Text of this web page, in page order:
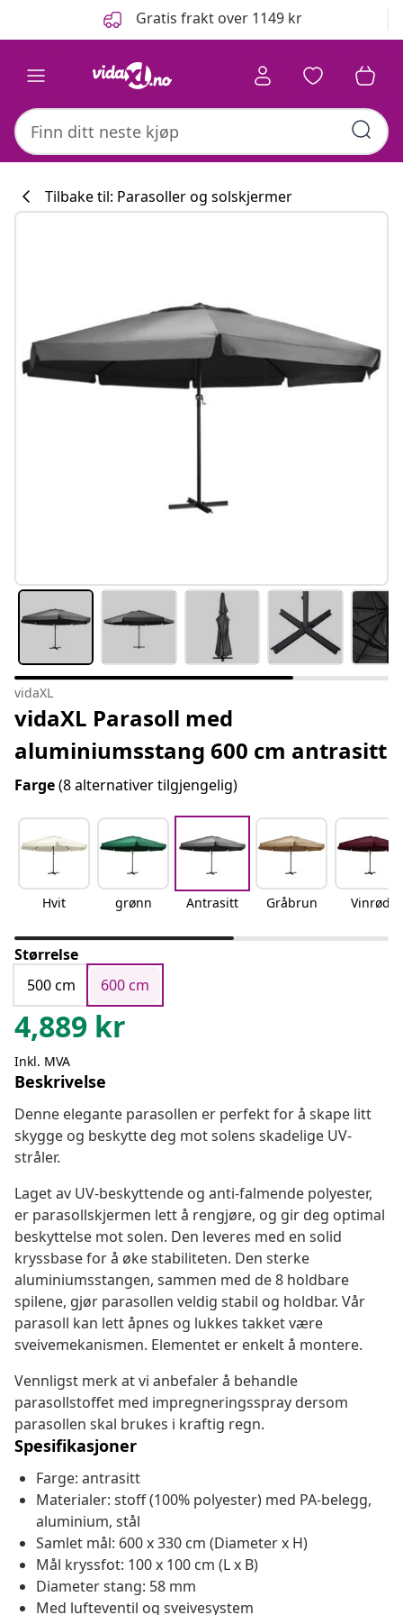
Gratis frakt over 1149 kr
Tilbake til: Parasoller og solskjermer
vidaXL
vidaXL Parasoll med
aluminiumsstang 600 cm antrasitt
Farge(8 alternativer tilgjengelig)
Hvit grønn Antrasitt Gråbrun Vinrød
Størrelse
500 cm
600 cm
4,889 kr
Inkl. MVA
Beskrivelse
Denne elegante parasollen er perfekt for å skape litt
skygge og beskytte deg mot solens skadelige UV-
stråler.
Laget av UV-beskyttende og anti-falmende polyester,
er parasollskjermen lett å rengjøre, og gir deg optimal
beskyttelse mot solen. Den leveres med en solid
kryssbase for å øke stabiliteten. Den sterke
aluminiumsstangen, sammen med de 8 holdbare
spilene, gjør parasollen veldig stabil og holdbar. Vår
parasoll kan lett åpnes og lukkes takket være
sveivemekanismen. Elementet er enkelt å montere.
Vennligst merk at vi anbefaler å behandle
parasollstoffet med impregneringsspray dersom
parasollen skal brukes i kraftig regn.
Spesifikasjoner
Farge: antrasitt
Materialer: stoff (100% polyester) med PA-belegg,
aluminium, stål
Samlet mål: 600 x 330 cm (Diameter x H)
Mål kryssfot: 100 x 100 cm (L x B)
Diameter stang: 58 mm
Med lufteventil og sveivesystem